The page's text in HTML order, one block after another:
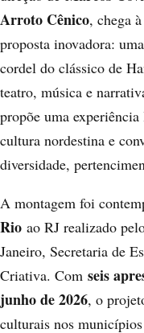
Arroto Cênico, chega
proposta inovadora:
cordel do clássico de
teatro, música e
propõe uma
cultura nordestina e
diversidade,
A montagem foi
Rio ao RJ realizado
Janeiro, Secretaria de
Criativa. Com seis
junho de 2026, o
culturais nos